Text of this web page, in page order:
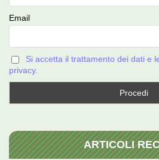
Email
Si accetta il trattamento dei dati e
privacy.
ARTICOLI